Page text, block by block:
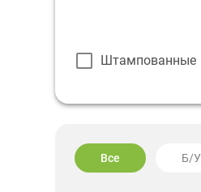
Штампованные
Все Б/У